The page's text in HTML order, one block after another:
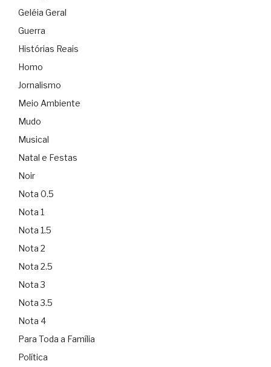
Geléia Geral
Guerra
Histórias Reais
Homo
Jornalismo
Meio Ambiente
Mudo
Musical
Natal e Festas
Noir
Nota 0.5
Nota 1
Nota 1.5
Nota 2
Nota 2.5
Nota 3
Nota 3.5
Nota 4
Para Toda a Família
Política